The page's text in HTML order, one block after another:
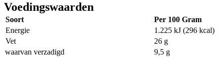
Voedingswaarden
Soort
Per 100 Gram
Energie
1.225 kJ (296 kcal)
Vet
26 g
waarvan verzadigd
9,5 g